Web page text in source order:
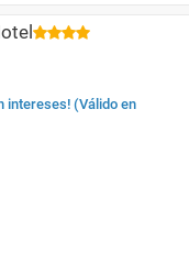
intereses! (Válido en